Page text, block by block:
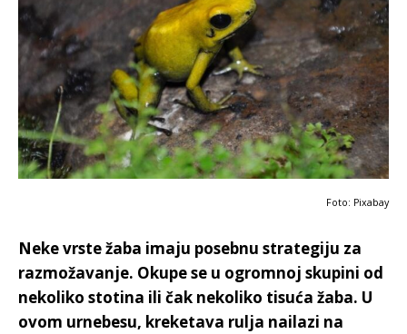
Foto: Pixabay
Neke vrste žaba imaju posebnu strategiju za
razmožavanje. Okupe se u ogromnoj skupini od
nekoliko stotina ili čak nekoliko tisuća žaba. U
ovom urnebesu, kreketava rulja nailazi na